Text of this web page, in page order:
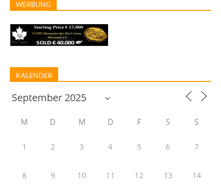
WERBUNG
KALENDER
M D M D F S S
1 2 3 4 5 6 7
8 9 10 11 12 13 14